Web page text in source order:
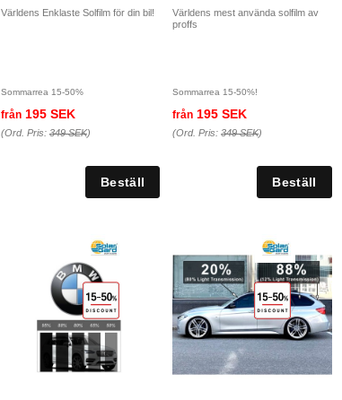
Världens Enklaste Solfilm för din bil!
Sommarrea 15-50%
från 195 SEK
(Ord. Pris: 349 SEK)
Världens mest använda solfilm av
proffs
Sommarrea 15-50%!
från 195 SEK
(Ord. Pris:349 SEK)